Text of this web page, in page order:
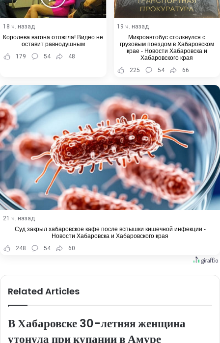
18 ч. назад
Королева вагона отожгла! Видео не
оставит равнодушным
179
54 48
19 ч. назад
Микроавтобус столкнулся с
грузовым поездом в Хабаровском
крае - Новости Хабаровска и
Хабаровского края
225
54 66
21 ч. назад
Суд закрыл хабаровское кафе после вспышки кишечной инфекции -
Новости Хабаровска и Хабаровского края
248
54 60
Related Articles
В Хабаровске 30-летняя женщина
утонула при купании в Амуре